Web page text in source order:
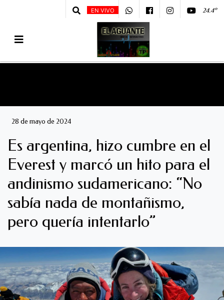
EN VIVO 24.4º
28 de mayo de 2024
Es argentina, hizo cumbre en el
Everest y marcó un hito para el
andinismo sudamericano: “No
sabía nada de montañismo,
pero quería intentarlo”